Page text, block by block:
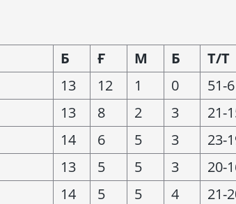
Б Ғ М Б Т/Т
13 12 1 0 51-6
13 8 2 3 21-
14 6 5 3 23-
13 5 5 3 20-
14 5 5 4 21-